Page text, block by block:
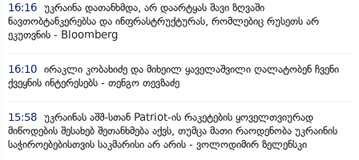
16:16 უკრაინა დათანხმდა, არ დაარტყას შავი ზღვაში
ნავთობტანკერებსა და ინფრასტრუქტურას, რომლებიც რუსეთს არ
ეკუთვნის - Bloomberg
16:10 ირაკლი კობახიძე და მიხეილ ყაველაშვილი ღალატობენ ჩვენი
ქვეყნის ინტერესებს - თენგო თევზაძე
15:58 უკრაინას აშშ-სთან Patriot-ის რაკეტების ყოველთვიურად
მიწოდების შესახებ შეთანხმება აქვს, თუმცა მათი რაოდენობა უკრაინის
საჭიროებებისთვის საკმარისი არ არის - ვოლოდიმირ ზელენსკი